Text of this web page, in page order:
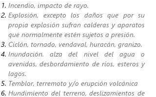
Incendio, impacto de rayo.
Explosión, excepto los daños que por su
propia explosión sufran calderas y aparatos
que normalmente estén sujetos a presión.
Ciclón, tornado, vendaval, huracán, granizo.
Inundación. alza del nivel del agua o
avenidas, desbordamiento de ríos, esteros y
lagos.
Temblor, terremoto y/o erupción volcánica
Hundimiento del terreno, deslizamientos de